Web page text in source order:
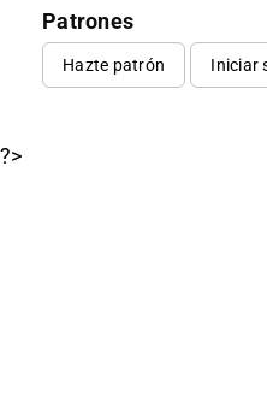
Patrones
Hazte patrón Iniciar
?>